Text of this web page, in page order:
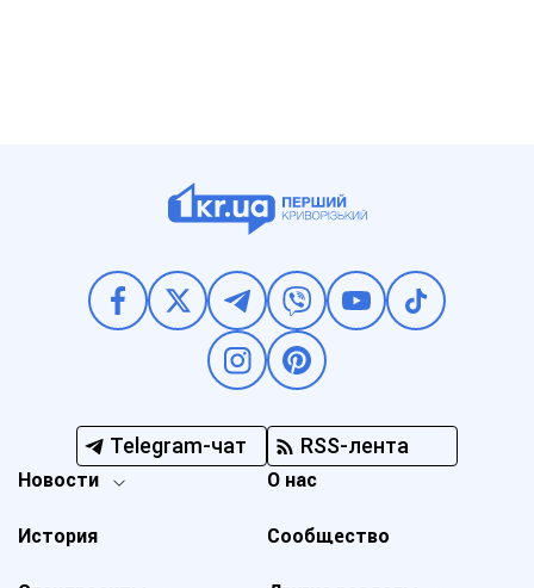
Telegram-чат RSS-лента
Новости
История
О нас
Сообщество